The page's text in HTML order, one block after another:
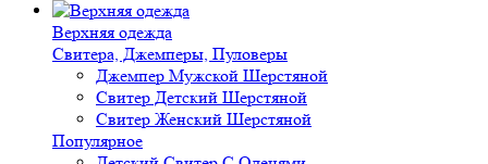
Верхняя одежда
Свитера, Джемперы, Пуловеры
Джемпер Мужской Шерстяной
Свитер Детский Шерстяной
Свитер Женский Шерстяной
Популярное